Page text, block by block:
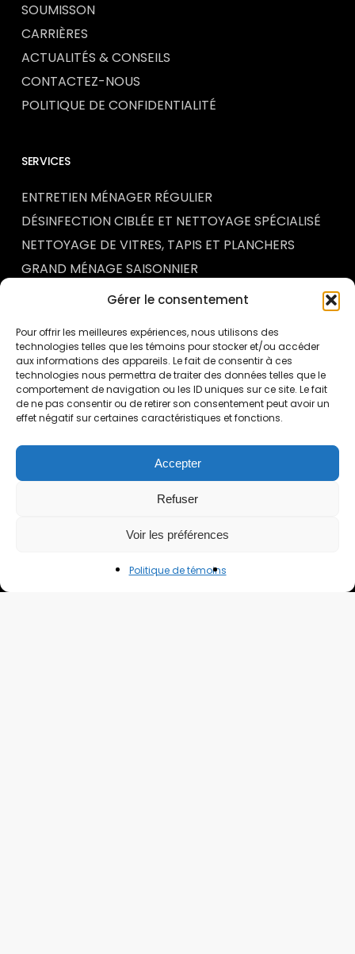
Gérer le consentement
Pour offrir les meilleures expériences, nous utilisons des
technologies telles que les témoins pour stocker et/ou accéder
aux informations des appareils. Le fait de consentir à ces
technologies nous permettra de traiter des données telles que le
comportement de navigation ou les ID uniques sur ce site. Le fait
de ne pas consentir ou de retirer son consentement peut avoir un
effet négatif sur certaines caractéristiques et fonctions.
Accepter
Refuser
Voir les préférences
Politique de témoins
SOUMISSON
CARRIÈRES
ACTUALITÉS & CONSEILS
CONTACTEZ-NOUS
POLITIQUE DE CONFIDENTIALITÉ
SERVICES
ENTRETIEN MÉNAGER RÉGULIER
DÉSINFECTION CIBLÉE ET NETTOYAGE SPÉCIALISÉ
NETTOYAGE DE VITRES, TAPIS ET PLANCHERS
GRAND MÉNAGE SAISONNIER
SERVICES PERSONNALISÉS
ACTUALITÉS & CONSEILS
ENTRETIEN MÉNAGER DES ENTREPÔTS INDUSTRIELS
À QUÉBEC : UN FACTEUR ESSENTIEL DE SÉCURITÉ ET
DE PERFORMANCE
CONTRÔLE QUALITÉ EN ENTRETIEN MÉNAGER
POURQUOI L’ENTRETIEN MÉNAGER DES BUREAUX
INFLUENCE DIRECTEMENT LA PRODUCTIVITÉ DES
ENTRETIEN MÉNAGER DES CONCESSIONNAIRES
AUTOMOBILES À QUÉBEC : L’IMPORTANCE D’UNE
ENTRETIEN MÉNAGER EN MILIEU MÉDICAL À QUÉBEC